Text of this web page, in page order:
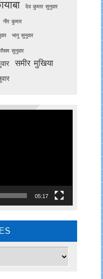
देव कुमार सुनुवार
नीर कुमार
भानु सुनुवार
सुनुवार
समीर मुखिया
05:17